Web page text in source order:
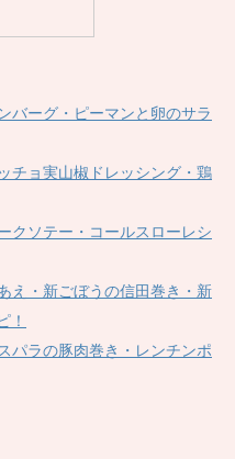
バーグ・ピーマンと卵のサラ
チョ実山椒ドレッシング・鶏
クソテー・コールスローレシ
え・新ごぼうの信田巻き・新
！
パラの豚肉巻き・レンチンポ